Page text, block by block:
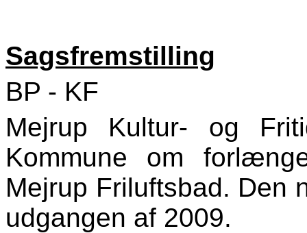
Sagsfremstilling
BP - KF
Mejrup Kultur- og
Kommune om
Mejrup Friluftsbad. Den
udgangen af 2009.